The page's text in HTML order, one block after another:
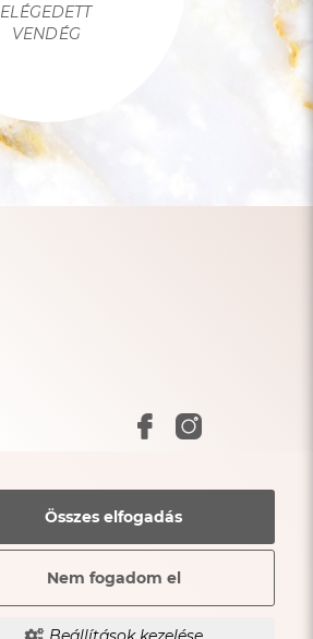
ELÉGEDETT
VENDÉG
Összes elfogadás
Nem fogadom el